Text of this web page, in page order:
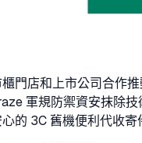
門店和上市公司合作推
軍規防禦資安抹除
的 3C 舊機便利代收寄